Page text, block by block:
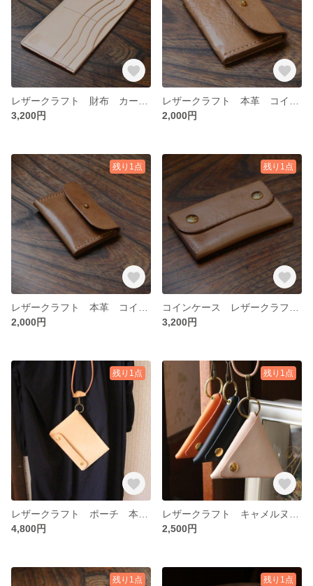
3,200円
2,000円
残り1点
2,000円
残り1点
3,200円
残り1点
4,800円
残り1点
2,500円
残り1点 残り1点